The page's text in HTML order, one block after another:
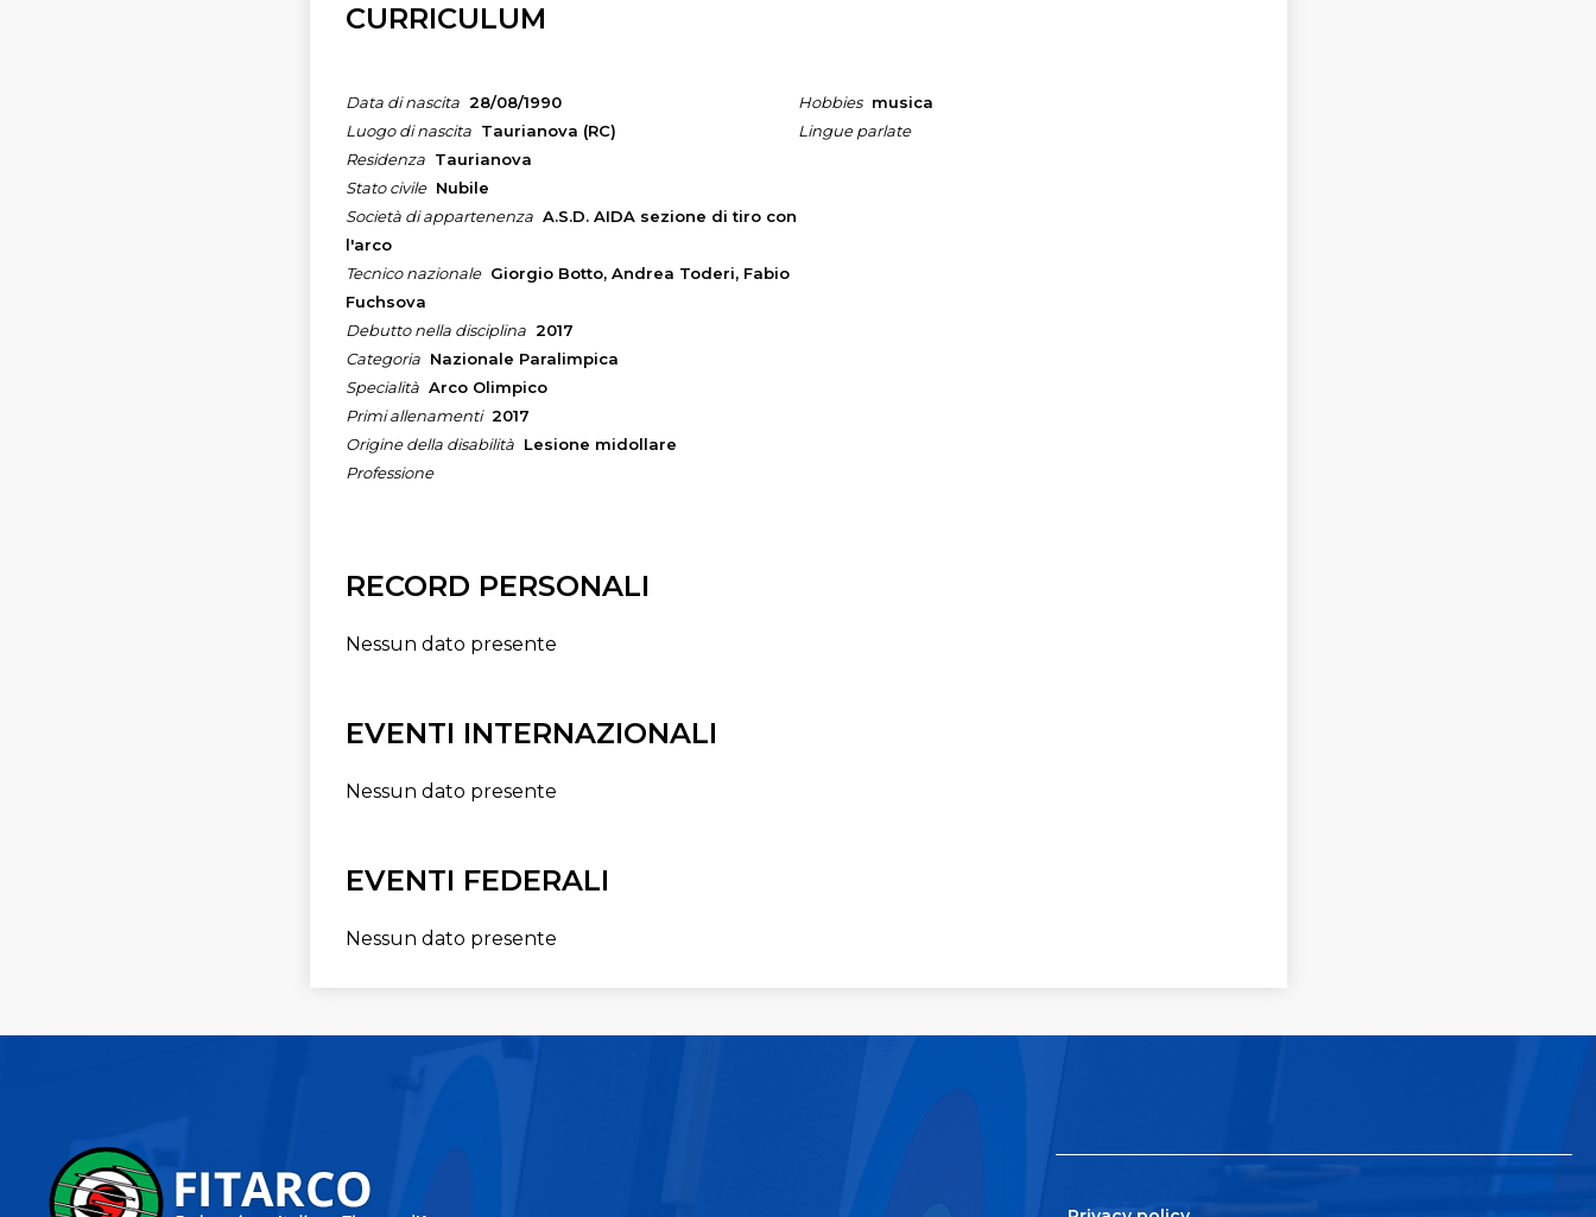
CURRICULUM
Data di nascita 28/08/1990
Luogo di nascita Taurianova (RC)
Residenza Taurianova
Stato civile Nubile
Società di appartenenza A.S.D. AIDA sezione di tiro con
l'arco
Tecnico nazionale Giorgio Botto, Andrea Toderi, Fabio
Fuchsova
Debutto nella disciplina 2017
Categoria Nazionale Paralimpica
Specialità Arco Olimpico
Primi allenamenti 2017
Origine della disabilità Lesione midollare
Professione
Hobbies musica
Lingue parlate
RECORD PERSONALI
Nessun dato presente
EVENTI INTERNAZIONALI
Nessun dato presente
EVENTI FEDERALI
Nessun dato presente